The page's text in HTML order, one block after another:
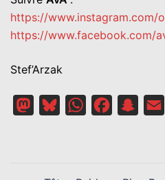
https://www.instagram.com/
https://www.facebook.com/
Stef’Arzak
MastodonBlueskyWhatsAppFacebook